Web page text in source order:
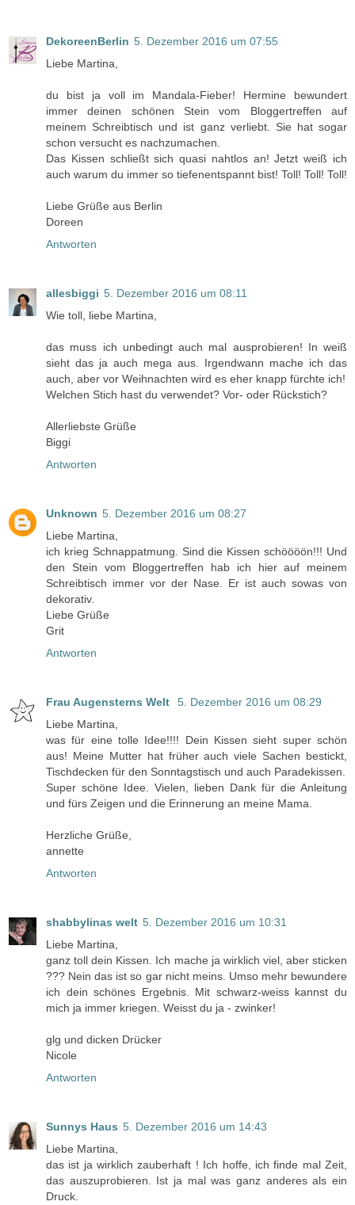
DekoreenBerlin 5. Dezember 2016 um 07:55
Liebe Martina,
du bist ja voll im Mandala-Fieber! Hermine bewundert
immer deinen schönen Stein vom Bloggertreffen auf
meinem Schreibtisch und ist ganz verliebt. Sie hat sogar
schon versucht es nachzumachen.
Das Kissen schließt sich quasi nahtlos an! Jetzt weiß ich
auch warum du immer so tiefenentspannt bist! Toll! Toll! Toll!
Liebe Grüße aus Berlin
Doreen
Antworten
allesbiggi 5. Dezember 2016 um 08:11
Wie toll, liebe Martina,
das muss ich unbedingt auch mal ausprobieren! In weiß
sieht das ja auch mega aus. Irgendwann mache ich das
auch, aber vor Weihnachten wird es eher knapp fürchte ich!
Welchen Stich hast du verwendet? Vor- oder Rückstich?
Allerliebste Grüße
Biggi
Antworten
Unknown 5. Dezember 2016 um 08:27
Liebe Martina,
ich krieg Schnappatmung. Sind die Kissen schöööön!!! Und
den Stein vom Bloggertreffen hab ich hier auf meinem
Schreibtisch immer vor der Nase. Er ist auch sowas von
dekorativ.
Liebe Grüße
Grit
Antworten
Frau Augensterns Welt
5. Dezember 2016 um 08:29
Liebe Martina,
was für eine tolle Idee!!!! Dein Kissen sieht super schön
aus! Meine Mutter hat früher auch viele Sachen bestickt,
Tischdecken für den Sonntagstisch und auch Paradekissen.
Super schöne Idee. Vielen, lieben Dank für die Anleitung
und fürs Zeigen und die Erinnerung an meine Mama.
Herzliche Grüße,
annette
Antworten
shabbylinas welt 5. Dezember 2016 um 10:31
Liebe Martina,
ganz toll dein Kissen. Ich mache ja wirklich viel, aber sticken
??? Nein das ist so gar nicht meins. Umso mehr bewundere
ich dein schönes Ergebnis. Mit schwarz-weiss kannst du
mich ja immer kriegen. Weisst du ja - zwinker!
glg und dicken Drücker
Nicole
Antworten
Sunnys Haus 5. Dezember 2016 um 14:43
Liebe Martina,
das ist ja wirklich zauberhaft ! Ich hoffe, ich finde mal Zeit,
das auszuprobieren. Ist ja mal was ganz anderes als ein
Druck.